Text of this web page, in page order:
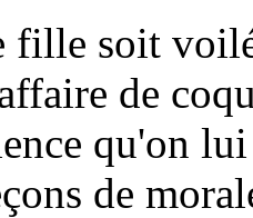
fille soit
de
qu'on
de